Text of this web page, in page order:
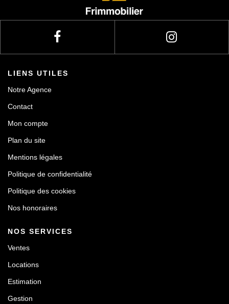
Contact
LIENS UTILES
Notre Agence
Contact
Mon compte
Plan du site
Mentions légales
Politique de confidentialité
Politique des cookies
Nos honoraires
NOS SERVICES
Ventes
Locations
Estimation
Gestion